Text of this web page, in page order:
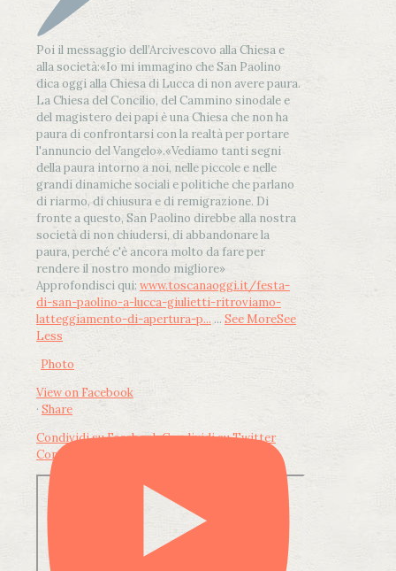
Poi il messaggio dell’Arcivescovo alla Chiesa e
alla società:«Io mi immagino che San Paolino
dica oggi alla Chiesa di Lucca di non avere paura.
La Chiesa del Concilio, del Cammino sinodale e
del magistero dei papi è una Chiesa che non ha
paura di confrontarsi con la realtà per portare
l'annuncio del Vangelo».«Vediamo tanti segni
della paura intorno a noi, nelle piccole e nelle
grandi dinamiche sociali e politiche che parlano
di riarmo, di chiusura e di remigrazione. Di
fronte a questo, San Paolino direbbe alla nostra
società di non chiudersi, di abbandonare la
paura, perché c'è ancora molto da fare per
rendere il nostro mondo migliore»
Approfondisci qui: www.toscanaoggi.it/festa-
di-san-paolino-a-lucca-giulietti-ritroviamo-
latteggiamento-di-apertura-p... ... See MoreSee
Less
Photo
View on Facebook
· Share
Condividi su FacebookCondividi su Twitter
Condividi su LinkedIn